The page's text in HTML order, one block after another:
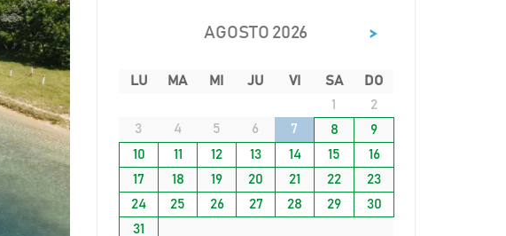
AGOSTO 2026 >
LU MA MI JU VI SA
DO
1
2
3
4 5 6 7 8
9
10
11 12 13 14 15
16
17
18 19 20 21 22
23
24
25 26 27 28 29
30
31